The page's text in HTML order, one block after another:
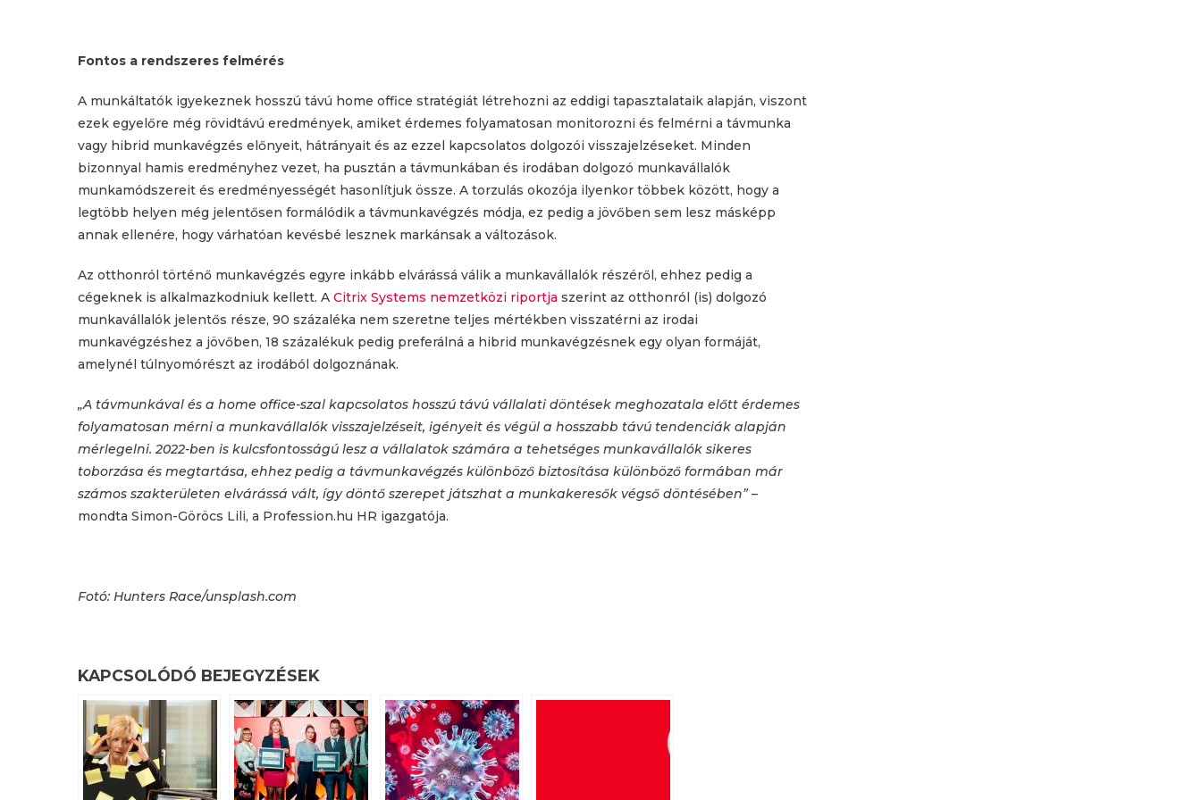
Fontos a rendszeres felmérés
A munkáltatók igyekeznek hosszú távú home office stratégiát létrehozni az eddigi tapasztalataik alapján, viszont
ezek egyelőre még rövidtávú eredmények, amiket érdemes folyamatosan monitorozni és felmérni a távmunka
vagy hibrid munkavégzés előnyeit, hátrányait és az ezzel kapcsolatos dolgozói visszajelzéseket. Minden
bizonnyal hamis eredményhez vezet, ha pusztán a távmunkában és irodában dolgozó munkavállalók
munkamódszereit és eredményességét hasonlítjuk össze. A torzulás okozója ilyenkor többek között, hogy a
legtöbb helyen még jelentősen formálódik a távmunkavégzés módja, ez pedig a jövőben sem lesz másképp
annak ellenére, hogy várhatóan kevésbé lesznek markánsak a változások.
Az otthonról történő munkavégzés egyre inkább elvárássá válik a munkavállalók részéről, ehhez pedig a
cégeknek is alkalmazkodniuk kellett. A Citrix Systems nemzetközi riportja szerint az otthonról (is) dolgozó
munkavállalók jelentős része, 90 százaléka nem szeretne teljes mértékben visszatérni az irodai
munkavégzéshez a jövőben, 18 százalékuk pedig preferálná a hibrid munkavégzésnek egy olyan formáját,
amelynél túlnyomórészt az irodából dolgoznának.
„A távmunkával és a home office-szal kapcsolatos hosszú távú vállalati döntések meghozatala előtt érdemes
folyamatosan mérni a munkavállalók visszajelzéseit, igényeit és végül a hosszabb távú tendenciák alapján
mérlegelni. 2022-ben is kulcsfontosságú lesz a vállalatok számára a tehetséges munkavállalók sikeres
toborzása és megtartása, ehhez pedig a távmunkavégzés különböző biztosítása különböző formában már
számos szakterületen elvárássá vált, így döntő szerepet játszhat a munkakeresők végső döntésében”–
mondta Simon-Göröcs Lili, a Profession.hu HR igazgatója.
Fotó: Hunters Race/unsplash.com
KAPCSOLÓDÓ BEJEGYZÉSEK